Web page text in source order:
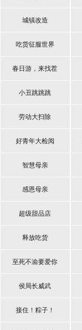
城镇改造
吃货征服世界
春日游，来找茬
小丑跳跳跳
劳动大扫除
好青年大检阅
智慧母亲
感恩母亲
超级甜品店
释放吃货
至死不渝要爱你
侯局长威武
接住！粽子！